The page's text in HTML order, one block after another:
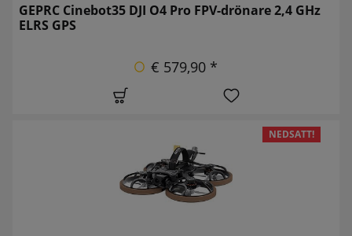
GEPRC Cinebot35 DJI O4 Pro FPV-drönare 2,4 GHz
ELRS GPS
€ 579,90 *
NEDSATT!